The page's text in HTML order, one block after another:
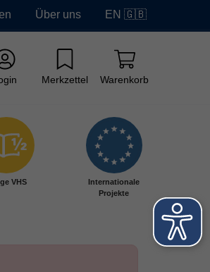
Über uns EN 🇬🇧
Merkzettel Warenkorb
VHS
Internationale
Projekte